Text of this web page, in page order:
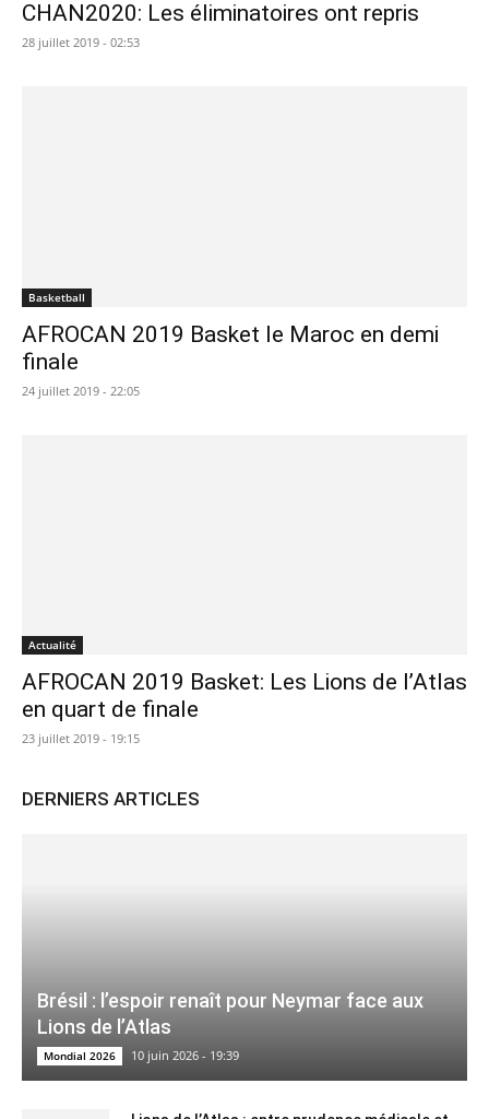
CHAN2020: Les éliminatoires ont repris
28 juillet 2019 - 02:53
Basketball
AFROCAN 2019 Basket le Maroc en demi
finale
24 juillet 2019 - 22:05
Actualité
AFROCAN 2019 Basket: Les Lions de l’Atlas
en quart de finale
23 juillet 2019 - 19:15
DERNIERS ARTICLES
Brésil : l’espoir renaît pour Neymar face aux
Lions de l’Atlas
Mondial 2026 10 juin 2026 - 19:39